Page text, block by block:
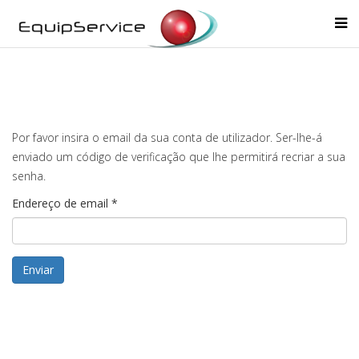
Por favor insira o email da sua conta de utilizador. Ser-lhe-á
enviado um código de verificação que lhe permitirá recriar a sua
senha.
Endereço de email *
Enviar